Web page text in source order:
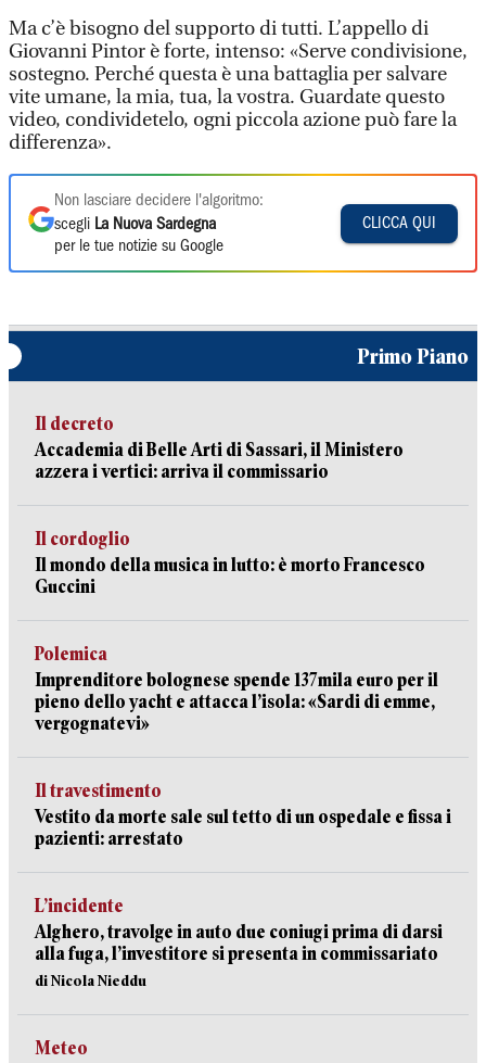
Ma c’è bisogno del supporto di tutti. L’appello di
Giovanni Pintor è forte, intenso: «Serve condivisione,
sostegno. Perché questa è una battaglia per salvare
vite umane, la mia, tua, la vostra. Guardate questo
video, condividetelo, ogni piccola azione può fare la
differenza».
Non lasciare decidere l'algoritmo:
scegli La Nuova Sardegna
per le tue notizie su Google
CLICCA QUI
Primo Piano
Il decreto
Accademia di Belle Arti di Sassari, il Ministero
azzera i vertici: arriva il commissario
Il cordoglio
Il mondo della musica in lutto: è morto Francesco
Guccini
Polemica
Imprenditore bolognese spende 137mila euro per il
pieno dello yacht e attacca l’isola: «Sardi di emme,
vergognatevi»
Il travestimento
Vestito da morte sale sul tetto di un ospedale e fissa i
pazienti: arrestato
L’incidente
Alghero, travolge in auto due coniugi prima di darsi
alla fuga, l’investitore si presenta in commissariato
di Nicola Nieddu
Meteo